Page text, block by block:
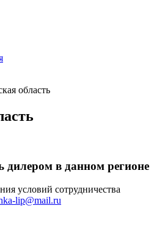
область
в данном регионе
условий сотрудничества
lip@mail.ru